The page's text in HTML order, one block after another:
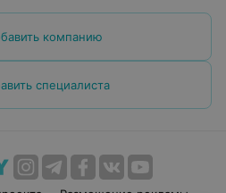
компанию
специалиста